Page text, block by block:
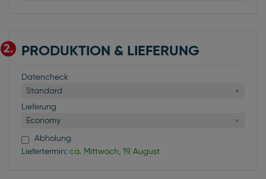
2. PRODUKTION & LIEFERUNG
Datencheck
Standard
Lieferung
Economy
Abholung
Liefertermin: ca. Mittwoch, 19. August